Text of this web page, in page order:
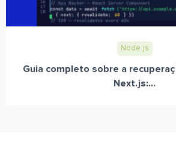
Node.js
Guia completo sobre a
Next.js:...